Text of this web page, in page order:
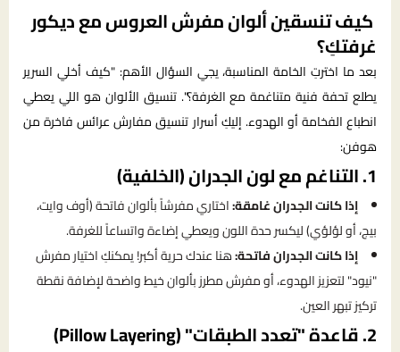
كيف تنسقين ألوان مفرش العروس مع ديكور
غرفتكِ؟
بعد ما اخترتِ الخامة المناسبة، يجي السؤال الأهم: "كيف أخلي السرير
يطلع تحفة فنية متناغمة مع الغرفة؟". تنسيق الألوان هو اللي يعطي
انطباع الفخامة أو الهدوء. إليكِ أسرار تنسيق مفارش عرائس فاخرة من
هوفن:
1. التناغم مع لون الجدران (الخلفية)
إذا كانت الجدران غامقة:اختاري مفرشاً بألوان فاتحة (أوف وايت،
بيج، أو لؤلؤي) ليكسر حدة اللون ويعطي إضاءة واتساعاً للغرفة.
إذا كانت الجدران فاتحة:هنا عندك حرية أكبر! يمكنكِ اختيار مفرش
"نيود" لتعزيز الهدوء، أو مفرش مطرز بألوان خيط واضحة لإضافة نقطة
تركيز تبهر العين.
2. قاعدة "تعدد الطبقات" (Pillow Layering)